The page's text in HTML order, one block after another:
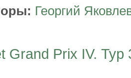
Георгий
Grand Prix IV.